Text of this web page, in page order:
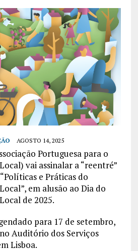
AGOSTO 14, 2025
Portuguesa para o
vai assinalar a “reentré”
e Práticas do
em alusão ao Dia do
de 2025.
para 17 de setembro,
Auditório dos Serviços
Lisboa.